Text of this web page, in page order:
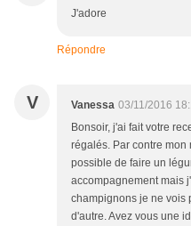
J'adore
Répondre
V Vanessa 03/11/2016
Bonsoir, j'ai fait votre
régalés. Par contre
possible de faire un
accompagnement mais
champignons je ne vois
d'autre. Avez vous une